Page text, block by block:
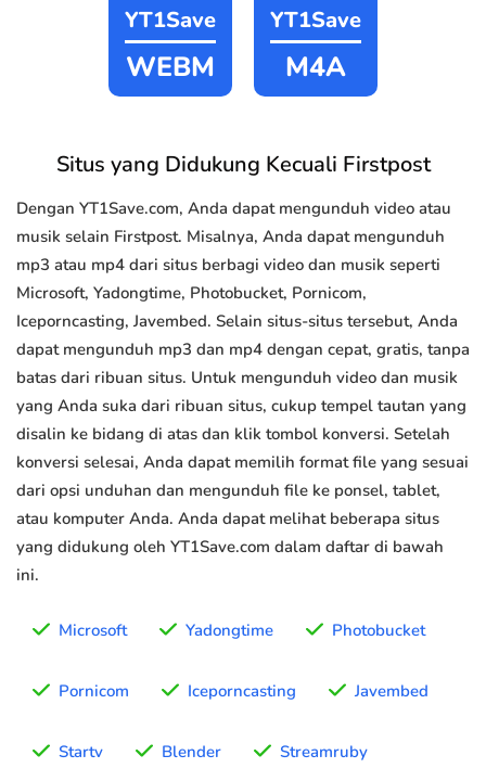
YT1Save
WEBM
YT1Save
M4A
Situs yang Didukung Kecuali Firstpost
Dengan YT1Save.com, Anda dapat mengunduh video atau
musik selain Firstpost. Misalnya, Anda dapat mengunduh
mp3 atau mp4 dari situs berbagi video dan musik seperti
Microsoft, Yadongtime, Photobucket, Pornicom,
Iceporncasting, Javembed. Selain situs-situs tersebut, Anda
dapat mengunduh mp3 dan mp4 dengan cepat, gratis, tanpa
batas dari ribuan situs. Untuk mengunduh video dan musik
yang Anda suka dari ribuan situs, cukup tempel tautan yang
disalin ke bidang di atas dan klik tombol konversi. Setelah
konversi selesai, Anda dapat memilih format file yang sesuai
dari opsi unduhan dan mengunduh file ke ponsel, tablet,
atau komputer Anda. Anda dapat melihat beberapa situs
yang didukung oleh YT1Save.com dalam daftar di bawah
ini.
Microsoft Yadongtime Photobucket
Pornicom Iceporncasting Javembed
Startv Blender Streamruby